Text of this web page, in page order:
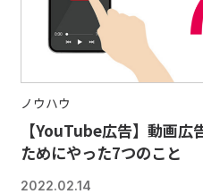
ノウハウ
【YouTube広告】動画
ためにやった7つのこと
2022.02.14